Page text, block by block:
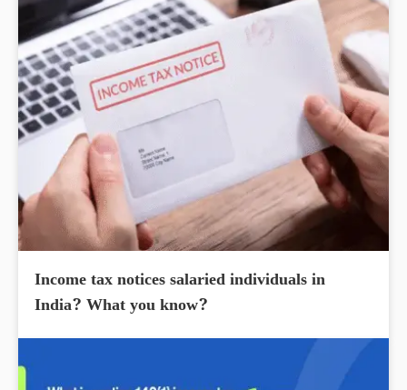
Income tax notices salaried individuals in
India? What you know?